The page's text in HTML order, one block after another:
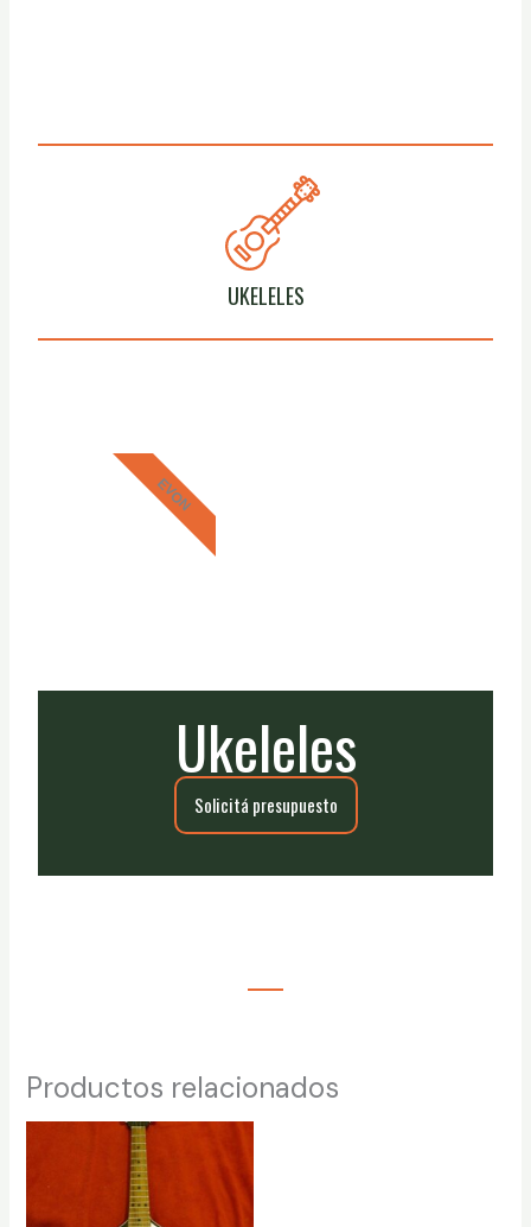
UKELELES
Ukeleles
Solicitá presupuesto
EVON
Productos relacionados